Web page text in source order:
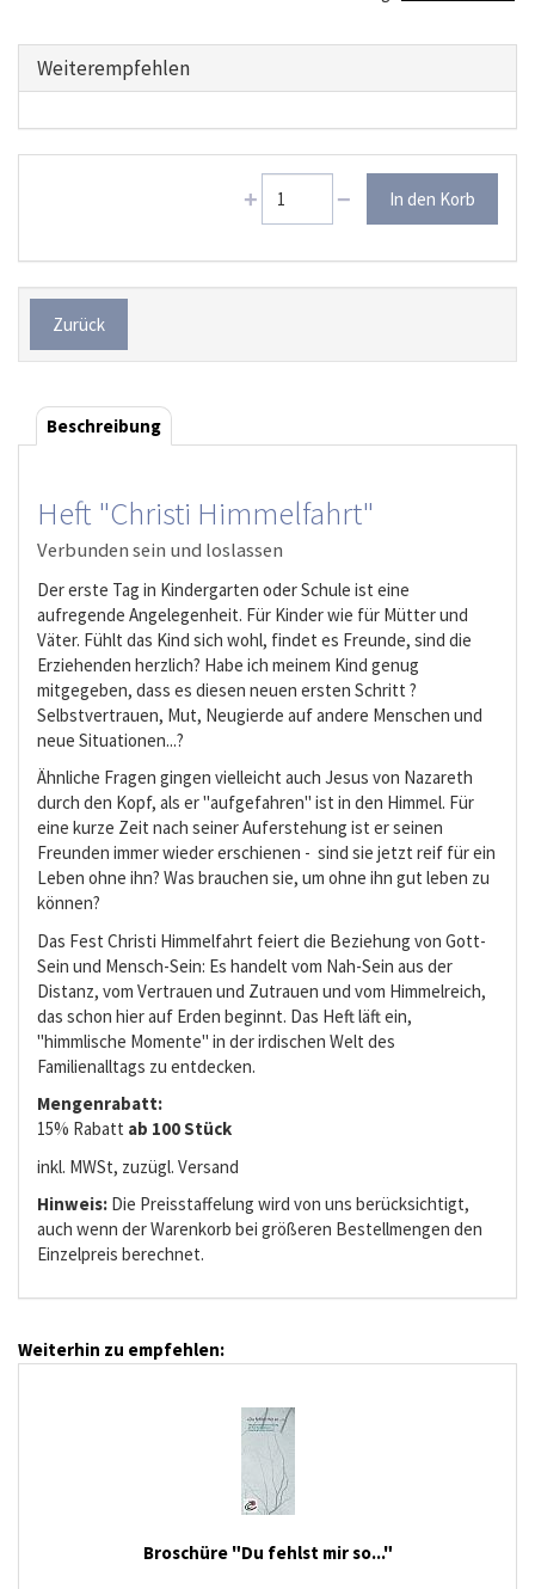
Weiterempfehlen
Zurück
Beschreibung
Heft "Christi Himmelfahrt"
Verbunden sein und loslassen
Der erste Tag in Kindergarten oder Schule ist eine
aufregende Angelegenheit. Für Kinder wie für Mütter und
Väter. Fühlt das Kind sich wohl, findet es Freunde, sind die
Erziehenden herzlich? Habe ich meinem Kind genug
mitgegeben, dass es diesen neuen ersten Schritt ?
Selbstvertrauen, Mut, Neugierde auf andere Menschen und
neue Situationen...?
Ähnliche Fragen gingen vielleicht auch Jesus von Nazareth
durch den Kopf, als er "aufgefahren" ist in den Himmel. Für
eine kurze Zeit nach seiner Auferstehung ist er seinen
Freunden immer wieder erschienen - sind sie jetzt reif für ein
Leben ohne ihn? Was brauchen sie, um ohne ihn gut leben zu
können?
Das Fest Christi Himmelfahrt feiert die Beziehung von Gott-
Sein und Mensch-Sein: Es handelt vom Nah-Sein aus der
Distanz, vom Vertrauen und Zutrauen und vom Himmelreich,
das schon hier auf Erden beginnt. Das Heft läft ein,
"himmlische Momente" in der irdischen Welt des
Familienalltags zu entdecken.
Mengenrabatt:
15% Rabatt ab 100 Stück
inkl. MWSt, zuzügl. Versand
Hinweis: Die Preisstaffelung wird von uns berücksichtigt,
auch wenn der Warenkorb bei größeren Bestellmengen den
Einzelpreis berechnet.
Weiterhin zu empfehlen:
Broschüre "Du fehlst mir so..."